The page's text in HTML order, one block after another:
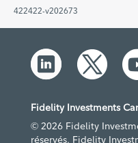
422422-v202673
Fidelity Investments
© 2026 Fidelity
réservés. Fidelity